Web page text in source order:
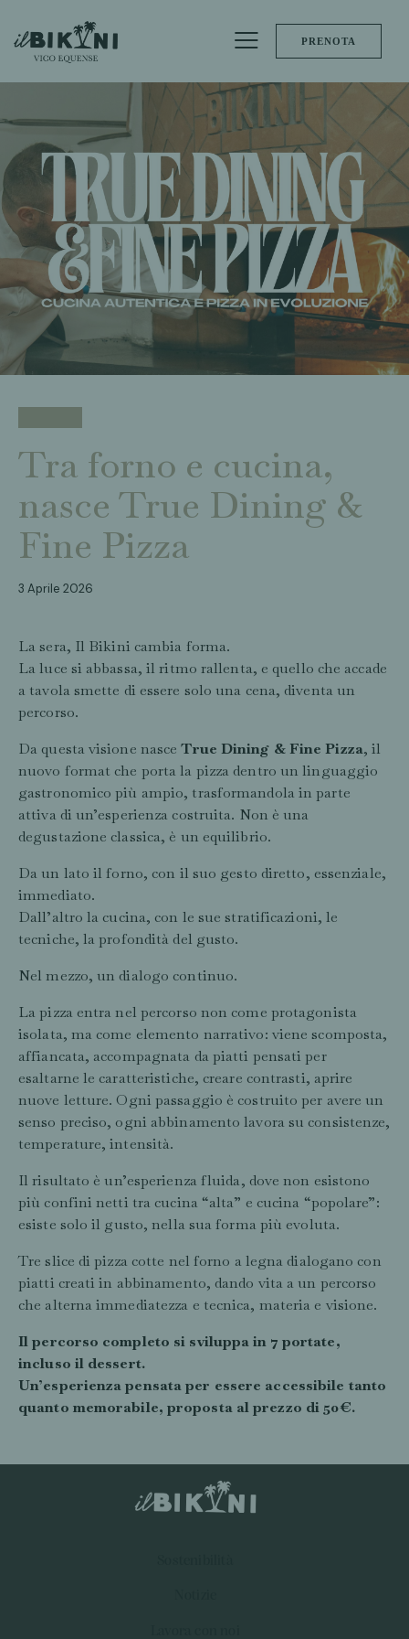
PRENOTA
Tra forno e cucina,
nasce True Dining &
Fine Pizza
3 Aprile 2026
La sera, Il Bikini cambia forma.
La luce si abbassa, il ritmo rallenta, e quello che accade
a tavola smette di essere solo una cena, diventa un
percorso.
Da questa visione nasceTrue Dining & Fine Pizza, il
nuovo format che porta la pizza dentro un linguaggio
gastronomico più ampio, trasformandola in parte
attiva di un’esperienza costruita. Non è una
degustazione classica, è un equilibrio.
Da un lato il forno, con il suo gesto diretto, essenziale,
immediato.
Dall’altro la cucina, con le sue stratificazioni, le
tecniche, la profondità del gusto.
Nel mezzo, un dialogo continuo.
La pizza entra nel percorso non come protagonista
isolata, ma come elemento narrativo: viene scomposta,
affiancata, accompagnata da piatti pensati per
esaltarne le caratteristiche, creare contrasti, aprire
nuove letture. Ogni passaggio è costruito per avere un
senso preciso, ogni abbinamento lavora su consistenze,
temperature, intensità.
Il risultato è un’esperienza fluida, dove non esistono
più confini netti tra cucina “alta” e cucina “popolare”:
esiste solo il gusto, nella sua forma più evoluta.
Tre slice di pizza cotte nel forno a legna dialogano con
piatti creati in abbinamento, dando vita a un percorso
che alterna immediatezza e tecnica, materia e visione.
Il percorso completo si sviluppa in 7 portate,
incluso il dessert.
Un’esperienza pensata per essere accessibile tanto
quanto memorabile, proposta al prezzo di 50€.